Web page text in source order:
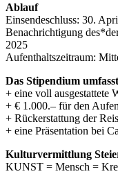
Ablauf
Einsendeschluss: 30.
Benachrichtigung
2025
Aufenthaltszeitraum:
Das Stipendium umfasst
+ eine voll ausgestattete
+ € 1.000.– für den
+ Rückerstattung der
+ eine Präsentation bei
Kulturvermittlung
KUNST = Mensch =